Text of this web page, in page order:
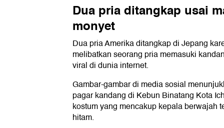
Dua pria ditangkap usai
monyet
Dua pria Amerika ditangkap di Jepang
melibatkan seorang pria memasuki
viral di dunia internet.
Gambar-gambar di media sosial
pagar kandang di Kebun Binatang Kota
kostum yang mencakup kepala berwajah
hitam.